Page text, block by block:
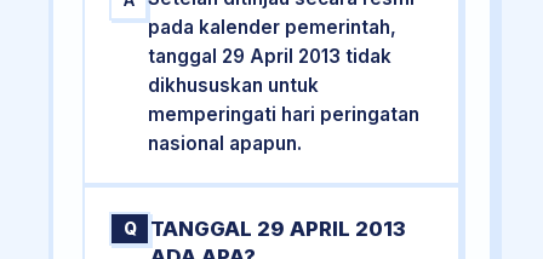
pada kalender pemerintah,
tanggal 29 April 2013 tidak
dikhususkan untuk
memperingati hari peringatan
nasional apapun.
Q
TANGGAL 29 APRIL 2013